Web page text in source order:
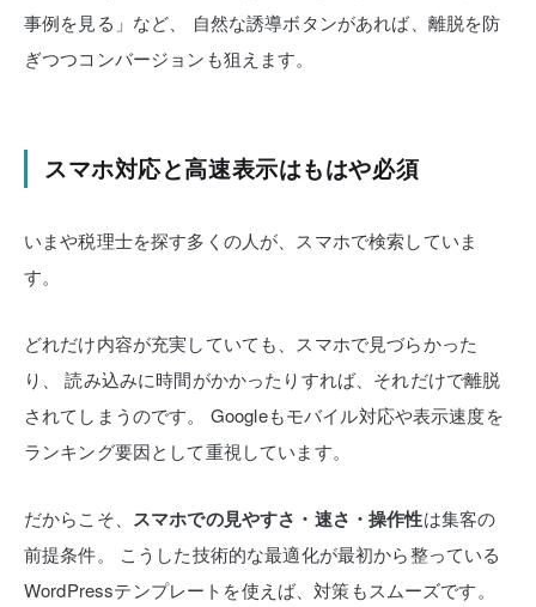
事例を見る」など、
自然な誘導ボタンがあれば、離脱を防
ぎつつコンバージョンも狙えます。
スマホ対応と高速表示はもはや必須
いまや税理士を探す多くの人が、スマホで検索していま
す。
どれだけ内容が充実していても、スマホで見づらかった
り、
読み込みに時間がかかったりすれば、それだけで離脱
されてしまうのです。
Googleもモバイル対応や表示速度を
ランキング要因として重視しています。
だからこそ、 スマホでの見やすさ・速さ・操作性は集客の
前提条件。
こうした技術的な最適化が最初から整っている
WordPressテンプレートを使えば、対策もスムーズです。